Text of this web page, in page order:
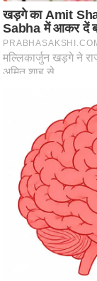
प
र
स
मी
क्षा
ज्यो
ति
ष
प्र
भु